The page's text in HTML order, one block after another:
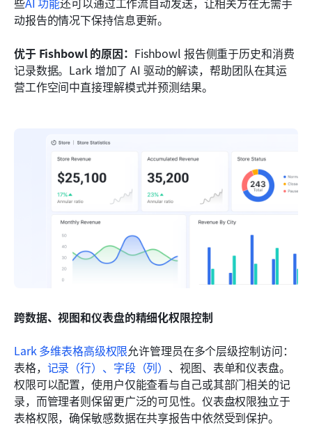
动报告的情况下保持信息更新。
优于 Fishbowl 的原因： Fishbowl 报告侧重于历史和消费
记录数据。Lark 增加了 AI 驱动的解读，帮助团队在其运
营工作空间中直接理解模式并预测结果。
跨数据、视图和仪表盘的精细化权限控制
Lark 多维表格高级权限允许管理员在多个层级控制访问：
表格， 记录（行）、字段（列） 、视图、表单和仪表盘。
权限可以配置，使用户仅能查看与自己或其部门相关的记
录，而管理者则保留更广泛的可见性。仪表盘权限独立于
表格权限，确保敏感数据在共享报告中依然受到保护。